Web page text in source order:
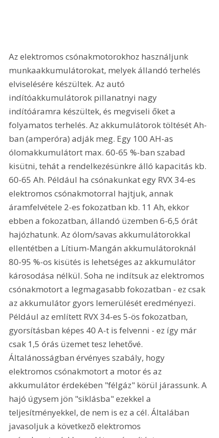
Az elektromos csónakmotorokhoz használjunk
munkaakkumulátorokat, melyek állandó terhelés
elviselésére készültek. Az autó
indítóakkumulátorok pillanatnyi nagy
indítóáramra készültek, és megviseli őket a
folyamatos terhelés. Az akkumulátorok töltését Ah-
ban (amperóra) adják meg. Egy 100 AH-as
ólomakkumulátort max. 60-65 %-ban szabad
kisütni, tehát a rendelkezésünkre álló kapacitás kb.
60-65 Ah. Például ha csónakunkat egy RVX 34-es
elektromos csónakmotorral hajtjuk, annak
áramfelvétele 2-es fokozatban kb. 11 Ah, ekkor
ebben a fokozatban, állandó üzemben 6-6,5 órát
hajózhatunk. Az ólom/savas akkumulátorokkal
ellentétben a Lítium-Mangán akkumulátoroknál
80-95 %-os kisütés is lehetséges az akkumulátor
károsodása nélkül. Soha ne indítsuk az elektromos
csónakmotort a legmagasabb fokozatban - ez csak
az akkumulátor gyors lemerülését eredményezi.
Például az említett RVX 34-es 5-ös fokozatban,
gyorsításban képes 40 A-t is felvenni - ez így már
csak 1,5 órás üzemet tesz lehetővé.
Általánosságban érvényes szabály, hogy
elektromos csónakmotort a motor és az
akkumulátor érdekében "félgáz" körül járassunk. A
hajó úgysem jön "siklásba" ezekkel a
teljesítményekkel, de nem is ez a cél. Általában
javasoljuk a következõ elektromos